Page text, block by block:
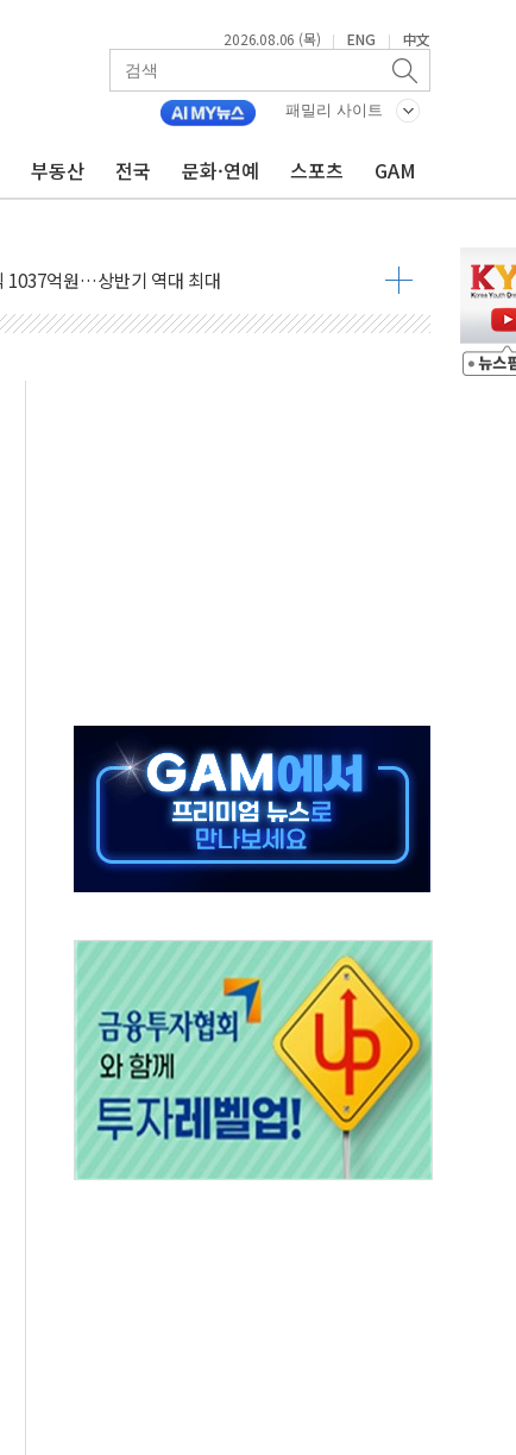
2026.08.06 (목) | ENG | 中文
패밀리 사이트
부동산 전국 문화·연예 스포츠 GAM
원주 A아파트 '입주민 3인방' 정면 반박
그림, 중국 全月 1대 5백만 지질도 완성
가 매입
억원…전년 比 22.3%↑
주·방산으로 넓힌다
백신 플랫폼' 美 특허 확보
커졌지만 고가주택 밀집된 강남·서초 둔화
압기 첫 공급...국가 전력망에 첫 입성
표' 요구...친청계 응집력 '희석' 전략 통할까
절반' 실리콘 반등에 하반기 기대
부에 AI 활용…이주노동자 폭염 방치, 국격 훼손"